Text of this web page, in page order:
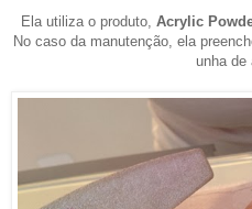
Ela utiliza o produto, Acrylic
No caso da manutenção, ela
unha de